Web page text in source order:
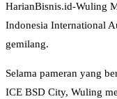
HarianBisnis.id-Wuling
Indonesia International
gemilang.
Selama pameran yang
ICE BSD City, Wuling